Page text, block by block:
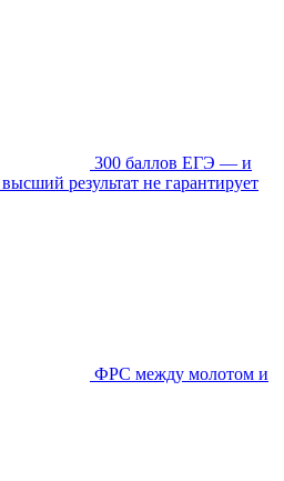
300 баллов ЕГЭ — и
результат не гарантирует
ФРС между молотом и